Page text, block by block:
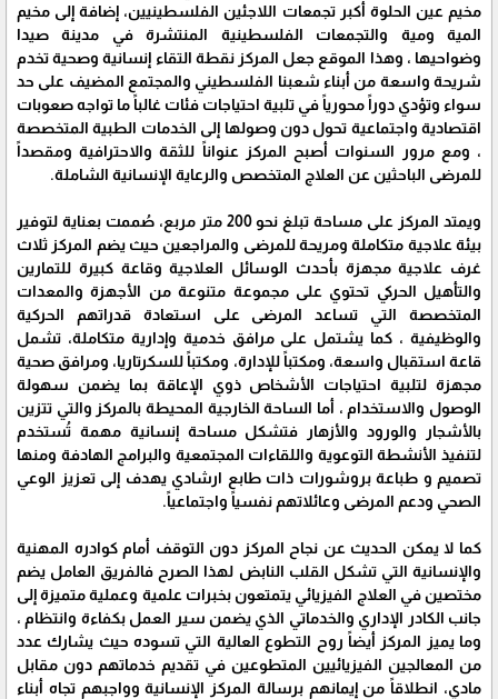
مخيم عين الحلوة أكبر تجمعات اللاجئين الفلسطينيين، إضافة إلى مخيم
المية ومية والتجمعات الفلسطينية المنتشرة في مدينة صيدا
وضواحيها ، وهذا الموقع جعل المركز نقطة التقاء إنسانية وصحية تخدم
شريحة واسعة من أبناء شعبنا الفلسطيني والمجتمع المضيف على حد
سواء وتؤدي دوراً محورياً في تلبية احتياجات فئات غالباً ما تواجه صعوبات
اقتصادية واجتماعية تحول دون وصولها إلى الخدمات الطبية المتخصصة
، ومع مرور السنوات أصبح المركز عنواناً للثقة والاحترافية ومقصداً
للمرضى الباحثين عن العلاج المتخصص والرعاية الإنسانية الشاملة.
ويمتد المركز على مساحة تبلغ نحو 200 متر مربع، صُممت بعناية لتوفير
بيئة علاجية متكاملة ومريحة للمرضى والمراجعين حيث يضم المركز ثلاث
غرف علاجية مجهزة بأحدث الوسائل العلاجية وقاعة كبيرة للتمارين
والتأهيل الحركي تحتوي على مجموعة متنوعة من الأجهزة والمعدات
المتخصصة التي تساعد المرضى على استعادة قدراتهم الحركية
والوظيفية ، كما يشتمل على مرافق خدمية وإدارية متكاملة، تشمل
قاعة استقبال واسعة، ومكتباً للإدارة، ومكتباً للسكرتاريا، ومرافق صحية
مجهزة لتلبية احتياجات الأشخاص ذوي الإعاقة بما يضمن سهولة
الوصول والاستخدام ، أما الساحة الخارجية المحيطة بالمركز والتي تتزين
بالأشجار والورود والأزهار فتشكل مساحة إنسانية مهمة تُستخدم
لتنفيذ الأنشطة التوعوية واللقاءات المجتمعية والبرامج الهادفة ومنها
تصميم و طباعة بروشورات ذات طابع ارشادي يهدف إلى تعزيز الوعي
الصحي ودعم المرضى وعائلاتهم نفسياً واجتماعياً.
كما لا يمكن الحديث عن نجاح المركز دون التوقف أمام كوادره المهنية
والإنسانية التي تشكل القلب النابض لهذا الصرح فالفريق العامل يضم
مختصين في العلاج الفيزيائي يتمتعون بخبرات علمية وعملية متميزة إلى
جانب الكادر الإداري والخدماتي الذي يضمن سير العمل بكفاءة وانتظام ،
وما يميز المركز أيضاً روح التطوع العالية التي تسوده حيث يشارك عدد
من المعالجين الفيزيائيين المتطوعين في تقديم خدماتهم دون مقابل
مادي، انطلاقاً من إيمانهم برسالة المركز الإنسانية وواجبهم تجاه أبناء